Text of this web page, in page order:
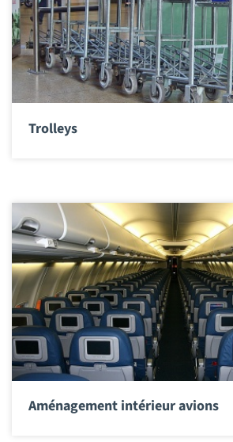
Trolleys
Aménagement intérieur avions